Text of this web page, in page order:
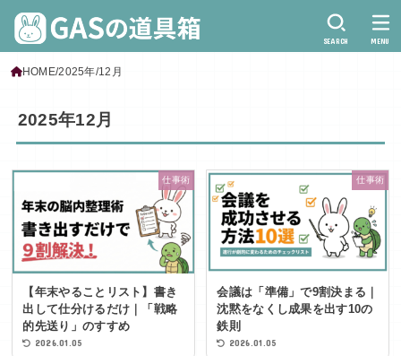
SEARCH MENU
HOME 2025年 12月
2025年12月
仕事術
【年末やることリスト】書き
出して仕分けるだけ｜「戦略
的先送り」のすすめ
2026.01.05
仕事術
会議は「準備」で9割決まる｜
沈黙をなくし成果を出す10の
鉄則
2026.01.05